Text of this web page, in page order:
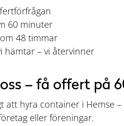
60 minuter
48 timmar
hämtar – vi återvinner
– få offert på
att hyra container i Hemse
eller föreningar.